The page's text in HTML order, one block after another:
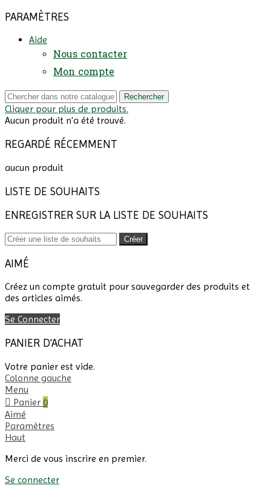
PARAMÈTRES
Aide
Nous contacter
Mon compte
Rechercher
Cliquer pour plus de produits.
Aucun produit n'a été trouvé.
REGARDÉ RÉCEMMENT
aucun produit
LISTE DE SOUHAITS
ENREGISTRER SUR LA LISTE DE SOUHAITS
Créer
AIMÉ
Créez un compte gratuit pour sauvegarder des produits et
des articles aimés.
Se Connecter
PANIER D'ACHAT
Votre panier est vide.
Colonne gauche
Menu
Panier 0
Aimé
Paramètres
Haut
Merci de vous inscrire en premier.
Se connecter